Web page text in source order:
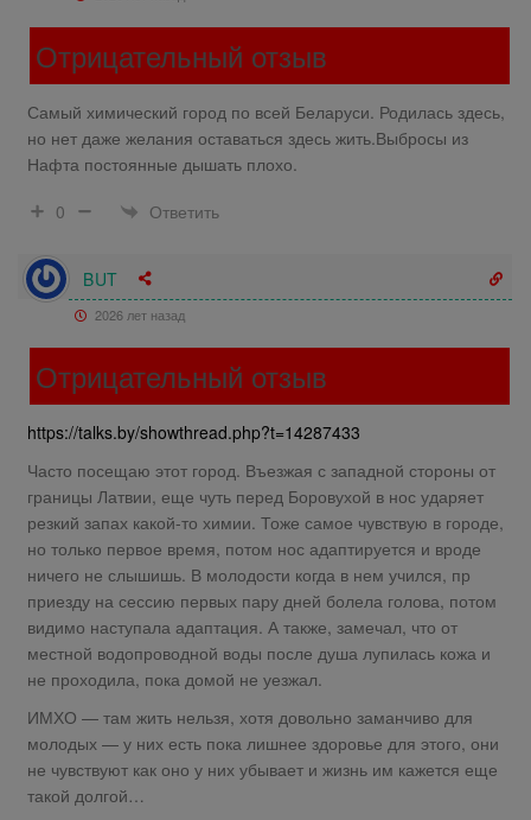
Отрицательный отзыв
Самый химический город по всей Беларуси. Родилась здесь,
но нет даже желания оставаться здесь жить.Выбросы из
Нафта постоянные дышать плохо.
0
Ответить
BUT
2026 лет назад
Отрицательный отзыв
https://talks.by/showthread.php?t=14287433
Часто посещаю этот город. Въезжая с западной стороны от
границы Латвии, еще чуть перед Боровухой в нос ударяет
резкий запах какой-то химии. Тоже самое чувствую в городе,
но только первое время, потом нос адаптируется и вроде
ничего не слышишь. В молодости когда в нем учился, пр
приезду на сессию первых пару дней болела голова, потом
видимо наступала адаптация. А также, замечал, что от
местной водопроводной воды после душа лупилась кожа и
не проходила, пока домой не уезжал.
ИМХО — там жить нельзя, хотя довольно заманчиво для
молодых — у них есть пока лишнее здоровье для этого, они
не чувствуют как оно у них убывает и жизнь им кажется еще
такой долгой…